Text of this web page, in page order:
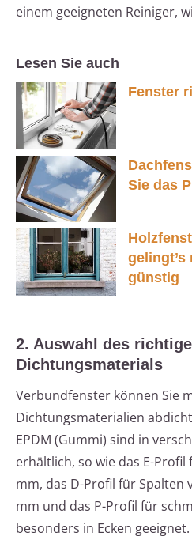
einem geeigneten Reiniger,
Lesen Sie auch
Fenster
Sie das
gelingt’s
günstig
2. Auswahl des
Dichtungsmaterials
Verbundfenster können Sie
Dichtungsmaterialien
EPDM (Gummi) sind in
erhältlich, so wie das E-Profil
mm, das D-Profil für Spalten
mm und das P-Profil für
besonders in Ecken